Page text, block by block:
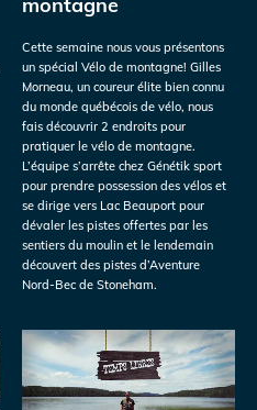
montagne
Cette semaine nous vous présentons
un spécial Vélo de montagne! Gilles
Morneau, un coureur élite bien connu
du monde québécois de vélo, nous
fais découvrir 2 endroits pour
pratiquer le vélo de montagne.
L’équipe s’arrête chez Génétik sport
pour prendre possession des vélos et
se dirige vers Lac Beauport pour
dévaler les pistes offertes par les
sentiers du moulin et le lendemain
découvert des pistes d’Aventure
Nord-Bec de Stoneham.